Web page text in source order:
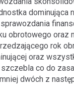
dominująca
obrotowego oraz
rok
oraz
co do
dwóch z